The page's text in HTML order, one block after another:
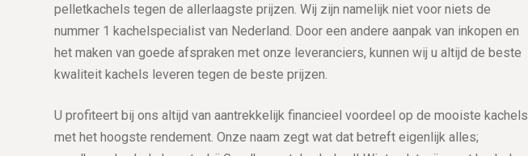
pelletkachels tegen de allerlaagste prijzen. Wij zijn namelijk niet voor niets de
nummer 1 kachelspecialist van Nederland. Door een andere aanpak van inkopen en
het maken van goede afspraken met onze leveranciers, kunnen wij u altijd de beste
kwaliteit kachels leveren tegen de beste prijzen.
U profiteert bij ons altijd van aantrekkelijk financieel voordeel op de mooiste kachels
met het hoogste rendement. Onze naam zegt wat dat betreft eigenlijk alles;